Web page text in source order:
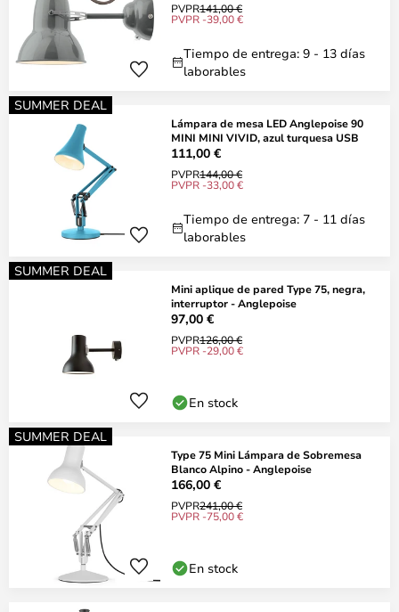
PVPR141,00 €
PVPR -39,00 €
Tiempo de entrega: 9 - 13 días
laborables
SUMMER DEAL
Lámpara de mesa LED Anglepoise 90
MINI MINI VIVID, azul turquesa USB
111,00 €
PVPR144,00 €
PVPR -33,00 €
Tiempo de entrega: 7 - 11 días
laborables
SUMMER DEAL
Mini aplique de pared Type 75, negra,
interruptor - Anglepoise
97,00 €
PVPR126,00 €
PVPR -29,00 €
En stock
SUMMER DEAL
Type 75 Mini Lámpara de Sobremesa
Blanco Alpino - Anglepoise
166,00 €
PVPR241,00 €
PVPR -75,00 €
En stock